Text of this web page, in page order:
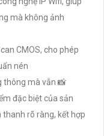
mà không ảnh
CMOS, cho phép
nén
thông mà vẫn 📸
đặc biệt của sản
rõ ràng, kết hợp